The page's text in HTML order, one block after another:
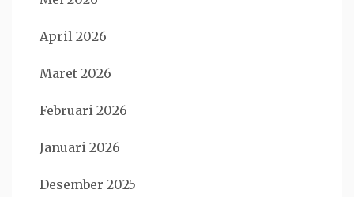
April 2026
Maret 2026
Februari 2026
Januari 2026
Desember 2025